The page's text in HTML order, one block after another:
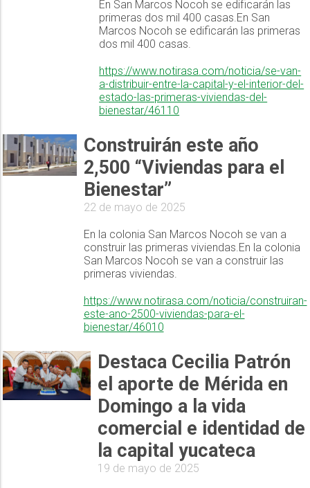
En San Marcos Nocoh se edificarán las
primeras dos mil 400 casas.En San
Marcos Nocoh se edificarán las primeras
dos mil 400 casas.
https://www.notirasa.com/noticia/se-van-
a-distribuir-entre-la-capital-y-el-interior-del-
estado-las-primeras-viviendas-del-
bienestar/46110
Construirán este año
2,500 “Viviendas para el
Bienestar”
22 de mayo de 2025
En la colonia San Marcos Nocoh se van a
construir las primeras viviendas.En la colonia
San Marcos Nocoh se van a construir las
primeras viviendas.
https://www.notirasa.com/noticia/construiran-
este-ano-2500-viviendas-para-el-
bienestar/46010
Destaca Cecilia Patrón
el aporte de Mérida en
Domingo a la vida
comercial e identidad de
la capital yucateca
19 de mayo de 2025